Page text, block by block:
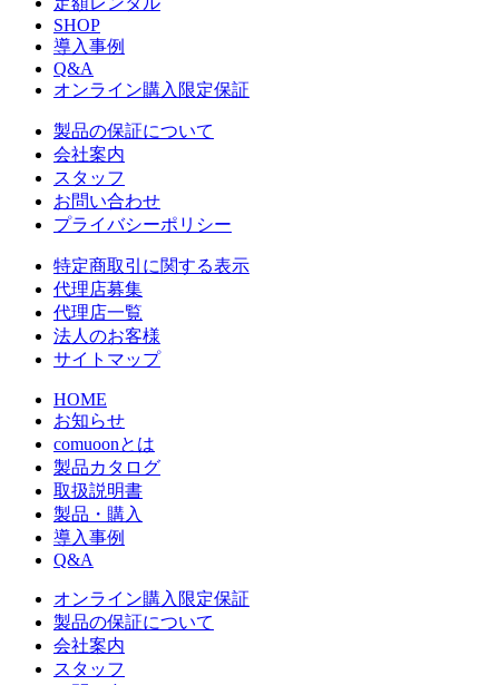
SHOP
導入事例
Q&A
オンライン購入限定保証
製品の保証について
会社案内
スタッフ
お問い合わせ
プライバシーポリシー
特定商取引に関する表示
代理店募集
代理店一覧
法人のお客様
サイトマップ
HOME
お知らせ
comuoonとは
製品カタログ
取扱説明書
製品・購入
導入事例
Q&A
オンライン購入限定保証
製品の保証について
会社案内
スタッフ